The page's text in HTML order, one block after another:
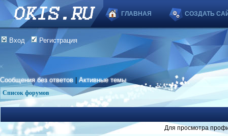
ГЛАВНАЯ СОЗДАТЬ
Вход Регистрация
Сообщения без ответов |Активные темы
Список форумов
Для просмотра